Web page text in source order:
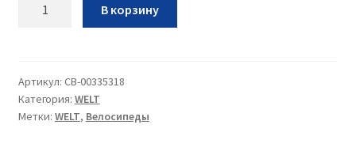
1.0
2026•
Urban
В корзину
Артикул: CB-00335318
Категория: WELT
Метки: WELT, Велосипеды